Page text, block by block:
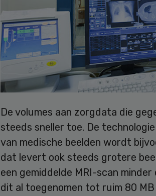
De volumes aan zorgdata die
steeds sneller toe. De
van medische beelden wordt
dat levert ook steeds grotere
een gemiddelde MRI-scan minder
dit al toegenomen tot ruim 80 MB